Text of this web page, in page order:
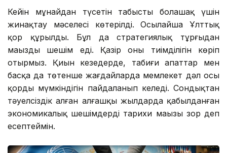
Кейін мұнайдан түсетін табысты болашақ үшін
жинақтау мәселесі көтерілді. Осылайша Ұлттық
қор құрылды. Бұл да стратегиялық тұрғыдан
маңызды шешім еді. Қазір оның тиімділігін көріп
отырмыз. Қиын кезеңдерде, табиғи апаттар мен
басқа да төтенше жағдайларда мемлекет дәл осы
қордың мүмкіндігін пайдаланып келеді. Сондықтан
тәуелсіздік алған алғашқы жылдарда қабылданған
экономикалық шешімдердің тарихи маңызы зор деп
есептеймін.